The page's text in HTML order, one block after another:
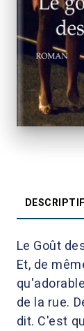
DESCRIPTIF
Le Goût
Et, de
de la rue.
dit. C'est